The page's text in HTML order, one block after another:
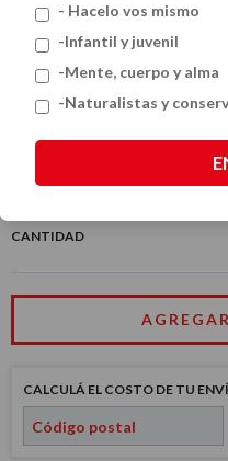
CANTIDAD
CALCULÁ EL COSTO DE TU
- Hacelo vos mismo
-Infantil y juvenil
-Mente, cuerpo y alma
-Naturalistas y